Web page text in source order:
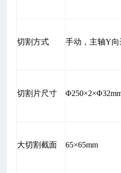
切割方式 手动，主轴Y向
切割片尺寸
大切割截面 65×65mm